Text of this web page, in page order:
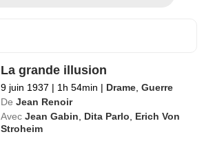
La grande illusion
9 juin 1937 | 1h 54min | Drame,Guerre
De Jean Renoir
Avec Jean Gabin, Dita Parlo, Erich Von
Stroheim